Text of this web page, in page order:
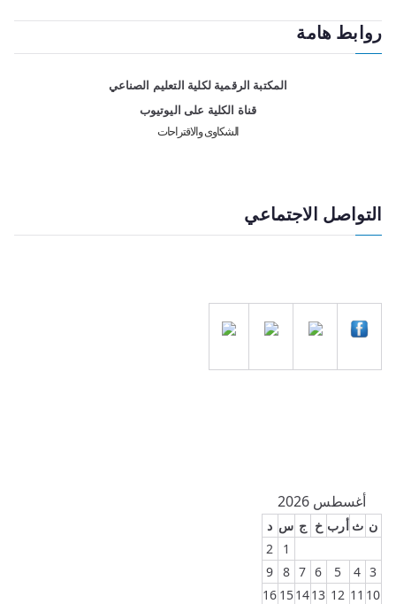
روابط هامة
المكتبة الرقمية لكلية التعليم الصناعي
قناة الكلية على اليوتيوب
الشكاوى والاقتراحات
التواصل الاجتماعي
أغسطس 2026
ن ث أرب خ ج س د
1
2
3
4
5
6
7
8
9
10
11
12
13
14
15
16